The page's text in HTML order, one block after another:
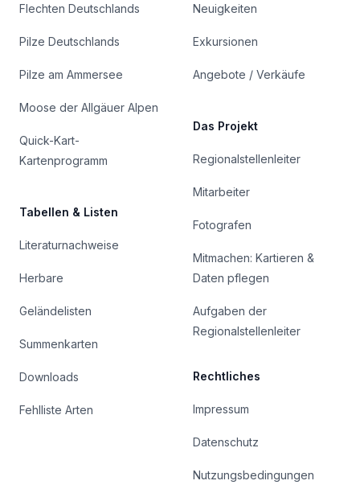
Flechten Deutschlands
Pilze Deutschlands
Pilze am Ammersee
Moose der Allgäuer Alpen
Quick-Kart-
Kartenprogramm
Tabellen & Listen
Literaturnachweise
Herbare
Geländelisten
Summenkarten
Downloads
Fehlliste Arten
Neuigkeiten
Exkursionen
Angebote / Verkäufe
Das Projekt
Regionalstellenleiter
Mitarbeiter
Fotografen
Mitmachen: Kartieren &
Daten pflegen
Aufgaben der
Regionalstellenleiter
Rechtliches
Impressum
Datenschutz
Nutzungsbedingungen